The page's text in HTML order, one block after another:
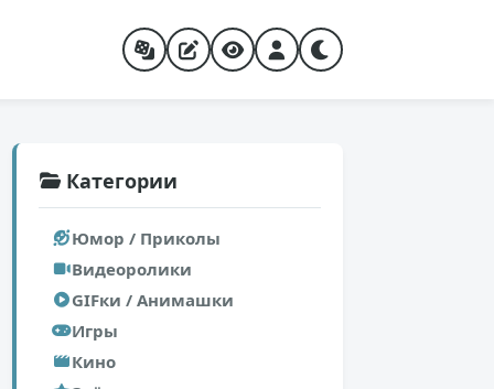
Категории
Юмор / Приколы
Видеоролики
GIFки / Анимашки
Игры
Кино